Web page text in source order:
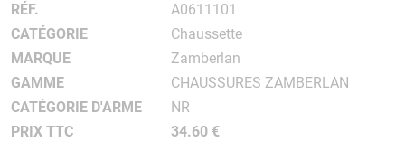
RÉF.
A0611101
CATÉGORIE
Chaussette
MARQUE
Zamberlan
GAMME
CHAUSSURES ZAMBERLAN
CATÉGORIE D'ARME
NR
PRIX TTC
34.60 €